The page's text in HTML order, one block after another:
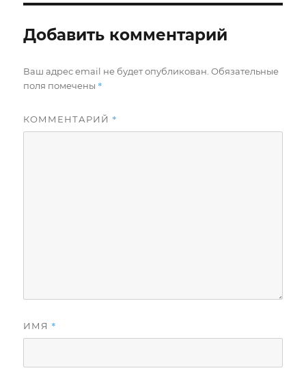
Добавить комментарий
Ваш адрес email не будет опубликован. Обязательные
поля помечены *
КОММЕНТАРИЙ *
ИМЯ *